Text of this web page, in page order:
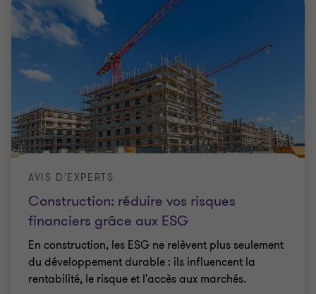
Construction: réduire vos risques
financiers grâce aux ESG
AVIS D'EXPERTS
En construction, les ESG ne relèvent plus seulement
du développement durable : ils influencent la
rentabilité, le risque et l'accès aux marchés.